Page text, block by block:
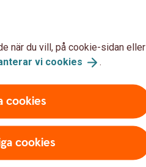
Du behöver Mobilt BankID
Anslut ditt kort genom att
verifiera kortet med Mobilt
För att använda Samsung Pay
verifieringsmetod. Du kan
en kod kopplad till Samsung
när du vill, på cookie-sidan eller
vi cookies .
cookies
cookies